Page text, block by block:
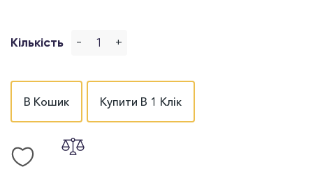
Кількість - +
В Кошик Купити В 1 Клік